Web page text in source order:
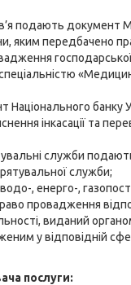
подають документ
яким передбачено
банку
інкасації та
служби
служби;
, енерго-,
провадження
виданий
у відповідній
послуги: